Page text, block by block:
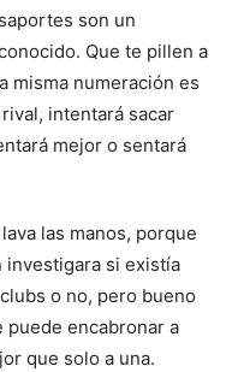
son un
Que te pillen a
misma numeración es
intentará sacar
mejor o sentará
las manos, porque
si existía
o no, pero bueno
puede encabronar a
que solo a una.